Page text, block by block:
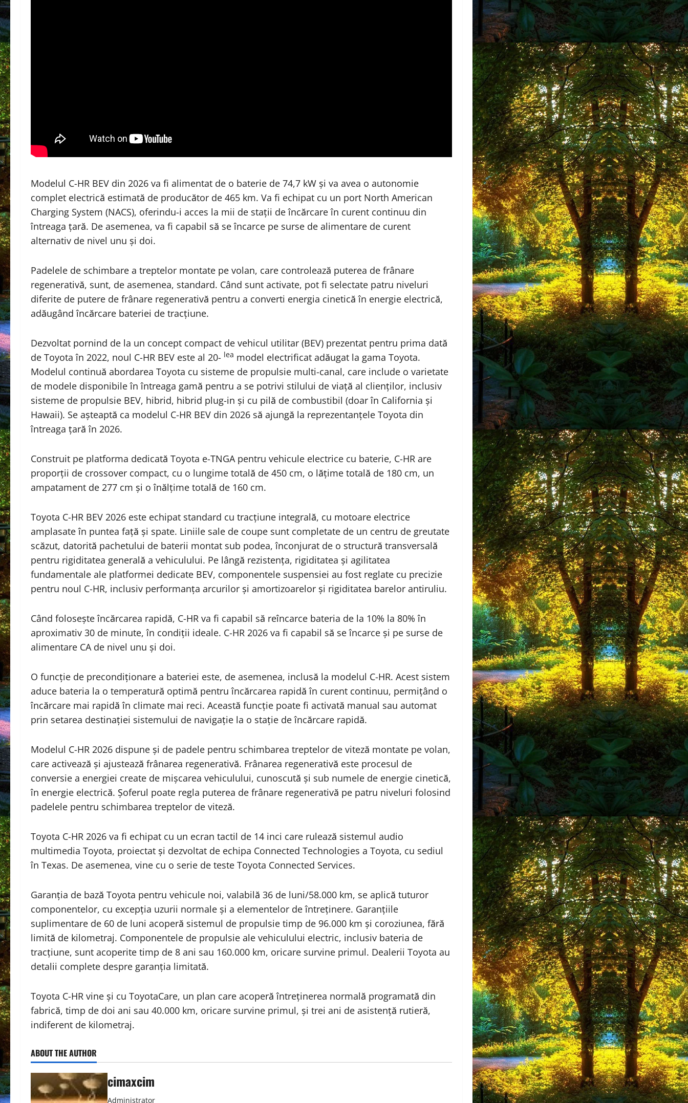
Modelul C-HR BEV din 2026 va fi alimentat de o baterie de 74,7 kW și va avea o autonomie
complet electrică estimată de producător de 465 km. Va fi echipat cu un port North American
Charging System (NACS), oferindu-i acces la mii de stații de încărcare în curent continuu din
întreaga țară. De asemenea, va fi capabil să se încarce pe surse de alimentare de curent
alternativ de nivel unu și doi.
Padelele de schimbare a treptelor montate pe volan, care controlează puterea de frânare
regenerativă, sunt, de asemenea, standard. Când sunt activate, pot fi selectate patru niveluri
diferite de putere de frânare regenerativă pentru a converti energia cinetică în energie electrică,
adăugând încărcare bateriei de tracțiune.
Dezvoltat pornind de la un concept compact de vehicul utilitar (BEV) prezentat pentru prima dată
de Toyota în 2022, noul C-HR BEV este al 20- lea model electrificat adăugat la gama Toyota.
Modelul continuă abordarea Toyota cu sisteme de propulsie multi-canal, care include o varietate
de modele disponibile în întreaga gamă pentru a se potrivi stilului de viață al clienților, inclusiv
sisteme de propulsie BEV, hibrid, hibrid plug-in și cu pilă de combustibil (doar în California și
Hawaii). Se așteaptă ca modelul C-HR BEV din 2026 să ajungă la reprezentanțele Toyota din
întreaga țară în 2026.
Construit pe platforma dedicată Toyota e-TNGA pentru vehicule electrice cu baterie, C-HR are
proporții de crossover compact, cu o lungime totală de 450 cm, o lățime totală de 180 cm, un
ampatament de 277 cm și o înălțime totală de 160 cm.
Toyota C-HR BEV 2026 este echipat standard cu tracțiune integrală, cu motoare electrice
amplasate în puntea față și spate. Liniile sale de coupe sunt completate de un centru de greutate
scăzut, datorită pachetului de baterii montat sub podea, înconjurat de o structură transversală
pentru rigiditatea generală a vehiculului. Pe lângă rezistența, rigiditatea și agilitatea
fundamentale ale platformei dedicate BEV, componentele suspensiei au fost reglate cu precizie
pentru noul C-HR, inclusiv performanța arcurilor și amortizoarelor și rigiditatea barelor antiruliu.
Când folosește încărcarea rapidă, C-HR va fi capabil să reîncarce bateria de la 10% la 80% în
aproximativ 30 de minute, în condiții ideale. C-HR 2026 va fi capabil să se încarce și pe surse de
alimentare CA de nivel unu și doi.
O funcție de precondiționare a bateriei este, de asemenea, inclusă la modelul C-HR. Acest sistem
aduce bateria la o temperatură optimă pentru încărcarea rapidă în curent continuu, permițând o
încărcare mai rapidă în climate mai reci. Această funcție poate fi activată manual sau automat
prin setarea destinației sistemului de navigație la o stație de încărcare rapidă.
Modelul C-HR 2026 dispune și de padele pentru schimbarea treptelor de viteză montate pe volan,
care activează și ajustează frânarea regenerativă. Frânarea regenerativă este procesul de
conversie a energiei create de mișcarea vehiculului, cunoscută și sub numele de energie cinetică,
în energie electrică. Șoferul poate regla puterea de frânare regenerativă pe patru niveluri folosind
padelele pentru schimbarea treptelor de viteză.
Toyota C-HR 2026 va fi echipat cu un ecran tactil de 14 inci care rulează sistemul audio
multimedia Toyota, proiectat și dezvoltat de echipa Connected Technologies a Toyota, cu sediul
în Texas. De asemenea, vine cu o serie de teste Toyota Connected Services.
Garanția de bază Toyota pentru vehicule noi, valabilă 36 de luni/58.000 km, se aplică tuturor
componentelor, cu excepția uzurii normale și a elementelor de întreținere. Garanțiile
suplimentare de 60 de luni acoperă sistemul de propulsie timp de 96.000 km și coroziunea, fără
limită de kilometraj. Componentele de propulsie ale vehiculului electric, inclusiv bateria de
tracțiune, sunt acoperite timp de 8 ani sau 160.000 km, oricare survine primul. Dealerii Toyota au
detalii complete despre garanția limitată.
Toyota C-HR vine și cu ToyotaCare, un plan care acoperă întreținerea normală programată din
fabrică, timp de doi ani sau 40.000 km, oricare survine primul, și trei ani de asistență rutieră,
indiferent de kilometraj.
ABOUT THE AUTHOR
cimaxcim
Administrator